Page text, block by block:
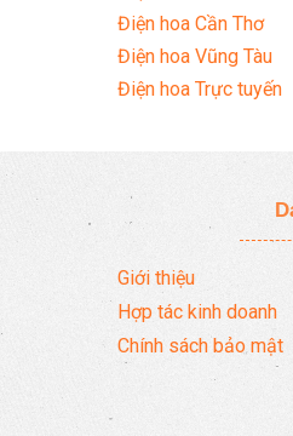
Điện hoa Cần Thơ
Điện hoa Vũng Tàu
Điện hoa Trực tuyến
Giới thiệu
Hợp tác kinh doanh
Chính sách bảo mật